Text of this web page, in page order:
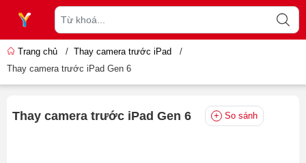
Trang chủ / Thay camera trước iPad
/
Thay camera trước iPad Gen 6
Thay camera trước iPad Gen 6 So sánh